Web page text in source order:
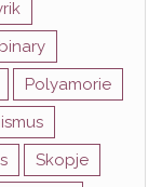
Polyamorie
Skopje